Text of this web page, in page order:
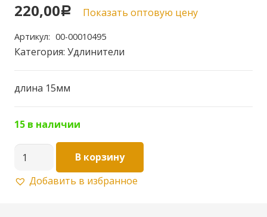
220,00Р Показать оптовую цену
Артикул: 00-00010495
Категория: Удлинители
длина 15мм
15 в наличии
Количество
Удлинитель
В корзину
Добавить в избранное